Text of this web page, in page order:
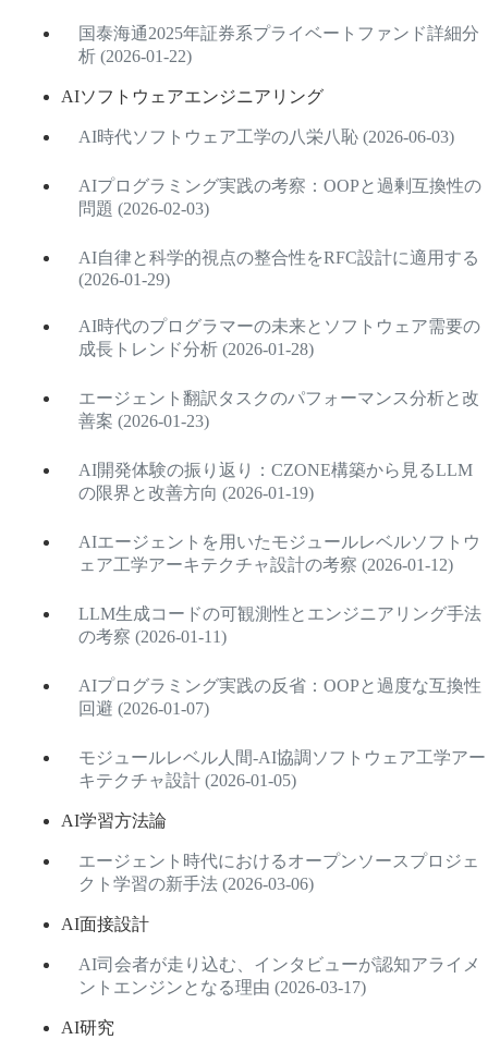
国泰海通2025年証券系プライベートファンド詳細分
析 (2026-01-22)
AIソフトウェアエンジニアリング
AI時代ソフトウェア工学の八栄八恥 (2026-06-03)
AIプログラミング実践の考察：OOPと過剰互換性の
問題 (2026-02-03)
AI自律と科学的視点の整合性をRFC設計に適用する
(2026-01-29)
AI時代のプログラマーの未来とソフトウェア需要の
成長トレンド分析 (2026-01-28)
エージェント翻訳タスクのパフォーマンス分析と改
善案 (2026-01-23)
AI開発体験の振り返り：CZONE構築から見るLLM
の限界と改善方向 (2026-01-19)
AIエージェントを用いたモジュールレベルソフトウ
ェア工学アーキテクチャ設計の考察 (2026-01-12)
LLM生成コードの可観測性とエンジニアリング手法
の考察 (2026-01-11)
AIプログラミング実践の反省：OOPと過度な互換性
回避 (2026-01-07)
モジュールレベル人間-AI協調ソフトウェア工学アー
キテクチャ設計 (2026-01-05)
AI学習方法論
エージェント時代におけるオープンソースプロジェ
クト学習の新手法 (2026-03-06)
AI面接設計
AI司会者が走り込む、インタビューが認知アライメ
ントエンジンとなる理由 (2026-03-17)
AI研究